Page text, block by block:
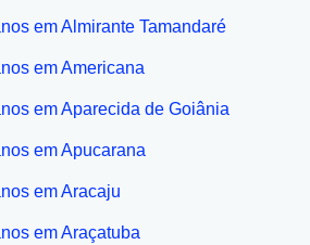
em Almirante Tamandaré
em Americana
em Aparecida de Goiânia
em Apucarana
em Aracaju
em Araçatuba